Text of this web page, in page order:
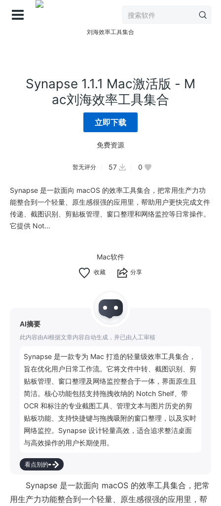
Synapse 1.1.1 Mac激活版 - M
ac刘海效率工具集合
立即下载
免费资源
暂无评分 57 0
Synapse 是一款面向 macOS 的效率工具集合，把常用生产力功
能整合到一个轻量、原生感很强的应用里，帮助用户更快完成文件
传递、截图识别、剪贴板管理、窗口整理和网络监控等日常操作。
它提供 Not...
Mac软件
分享
AI摘要
此内容由AI根据文章内容自动生成，并已由人工审核
Synapse 是一款专为 Mac 打造的轻量级效率工具集合，
旨在优化用户日常工作流。它将文件中转、截图识别、剪
贴板管理、窗口整理及网络监控整合于一体，界面原生且
简洁。核心功能包括支持拖拽收纳的 Notch Shelf、带
OCR 和标注的专业截图工具、管理文本与图片历史的剪
贴板功能、支持快捷键与拖拽吸附的窗口整理，以及实时
网络监控。Synapse 设计轻量高效，适合追求整洁桌面
与高效操作的用户长期使用。
看点别的
Synapse 是一款面向 macOS 的效率工具集合，把常
用生产力功能整合到一个轻量、原生感很强的应用里，帮